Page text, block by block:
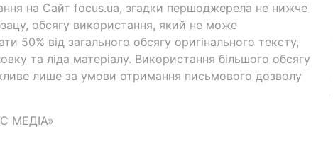
на Cайт focus.ua, згадки першоджерела не нижче
обсягу використання, який не може
50% від загального обсягу оригінального тексту,
та ліда матеріалу. Використання більшого обсягу
лише за умови отримання письмового дозволу
МЕДІА»